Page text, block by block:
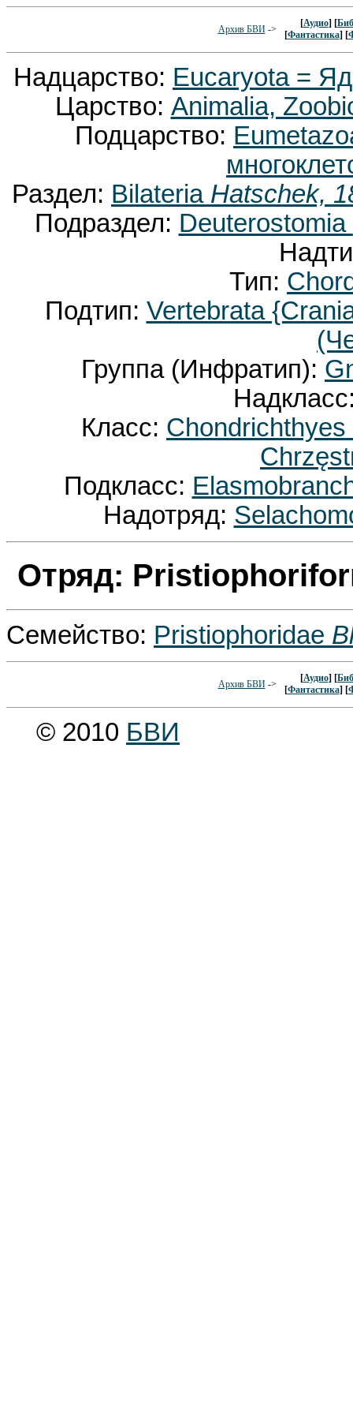
Архив БВИ->
[Аудио] [
[Фантастика] [
Надцарство: Eucaryota =
Царство: Animalia,
Подцарство:
Раздел: Bilateria Hatschek,
Подраздел: Deuterostomia
Тип:
Подтип: Vertebrata
Группа (Инфратип):
Класс:
Подкласс:
Надотряд:
Отряд:
Семейство: Pristiophoridae
Архив БВИ->
[Аудио] [
[Фантастика] [
© 2010 БВИ